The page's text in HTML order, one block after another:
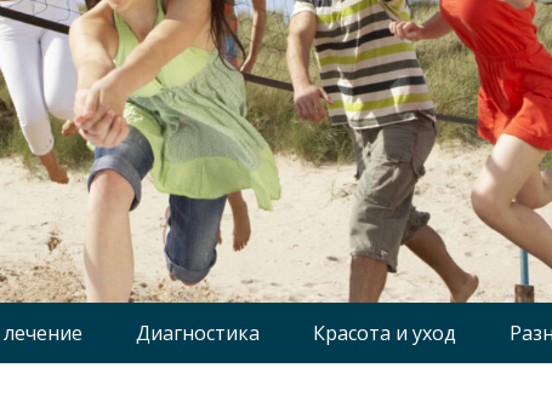
Диагностика Красота и уход